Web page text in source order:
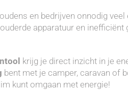
en bedrijven onnodig
apparatuur en
krijg je direct inzicht in je
bent met je camper, caravan of
kunt omgaan met energie!